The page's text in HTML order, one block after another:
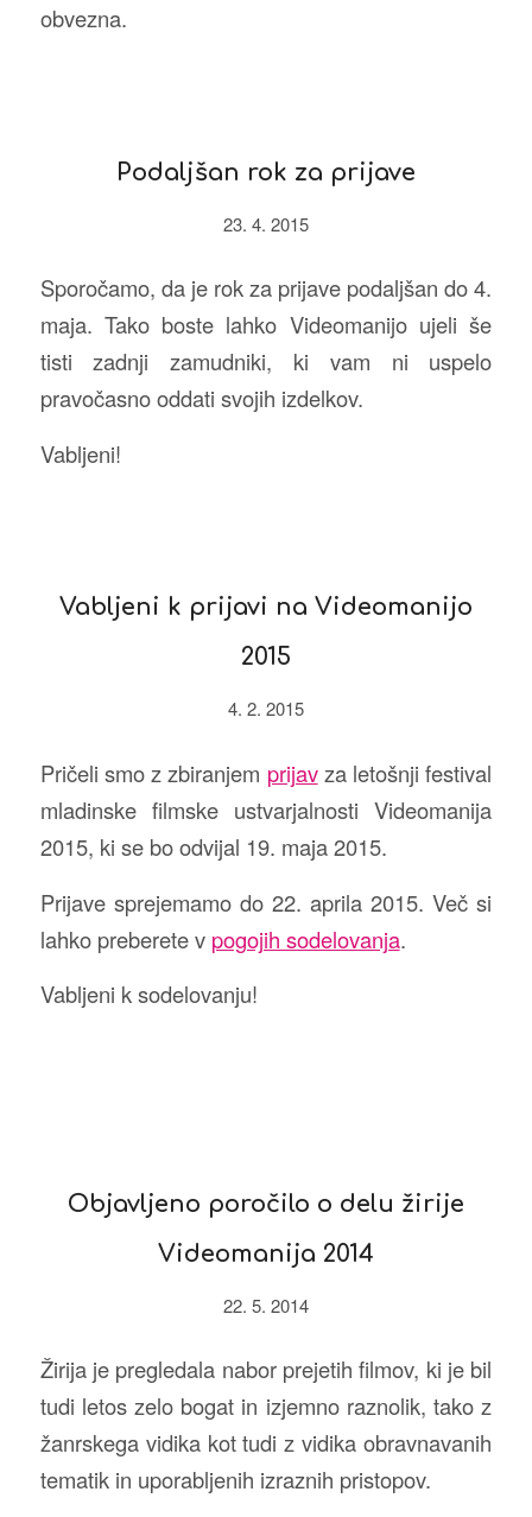
obvezna.
Podaljšan rok za prijave
23. 4. 2015
Sporočamo, da je rok za prijave podaljšan do 4.
maja. Tako boste lahko Videomanijo ujeli še
tisti zadnji zamudniki, ki vam ni uspelo
pravočasno oddati svojih izdelkov.
Vabljeni!
Vabljeni k prijavi na Videomanijo
2015
4. 2. 2015
Pričeli smo z zbiranjem prijavza letošnji festival
mladinske filmske ustvarjalnosti Videomanija
2015, ki se bo odvijal 19. maja 2015.
Prijave sprejemamo do 22. aprila 2015. Več si
lahko preberete v pogojih sodelovanja.
Vabljeni k sodelovanju!
Objavljeno poročilo o delu žirije
Videomanija 2014
22. 5. 2014
Žirija je pregledala nabor prejetih filmov, ki je bil
tudi letos zelo bogat in izjemno raznolik, tako z
žanrskega vidika kot tudi z vidika obravnavanih
tematik in uporabljenih izraznih pristopov.